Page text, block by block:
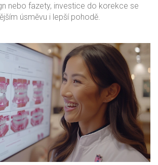
nebo fazety, investice do korekce se
úsměvu i lepší pohodě.